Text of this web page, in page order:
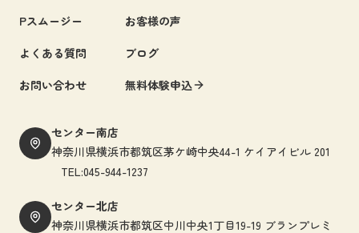
Pスムージー
お客様の声
よくある質問
ブログ
お問い合わせ
無料体験申込
センター南店
神奈川県横浜市都筑区茅ケ崎中央44-1 ケイアイビル 201
TEL:045-944-1237
センター北店
神奈川県横浜市都筑区中川中央1丁目19-19 ブランプレミ